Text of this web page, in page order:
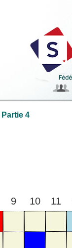
4
9 10 11